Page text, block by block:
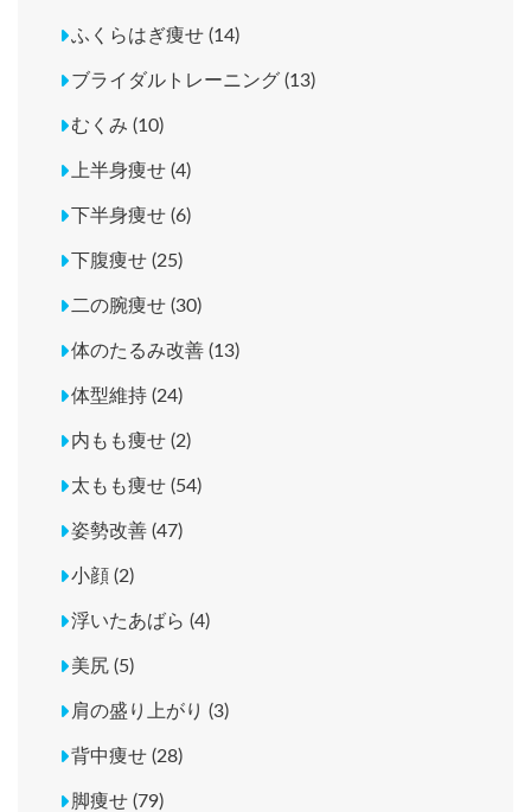
ふくらはぎ痩せ (14)
ブライダルトレーニング (13)
むくみ (10)
上半身痩せ (4)
下半身痩せ (6)
下腹痩せ (25)
二の腕痩せ (30)
体のたるみ改善 (13)
体型維持 (24)
内もも痩せ (2)
太もも痩せ (54)
姿勢改善 (47)
小顔 (2)
浮いたあばら (4)
美尻 (5)
肩の盛り上がり (3)
背中痩せ (28)
脚痩せ (79)